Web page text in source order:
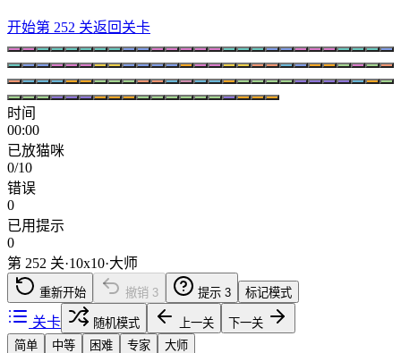
开始第 252 关返回关卡
时间
00:00
已放猫咪
0/10
错误
0
已用提示
0
第 252 关·10x10·大师
重新开始 撤销 3 提示 3 标记模式
关卡 随机模式 上一关
下一关
简单
中等 困难 专家 大师